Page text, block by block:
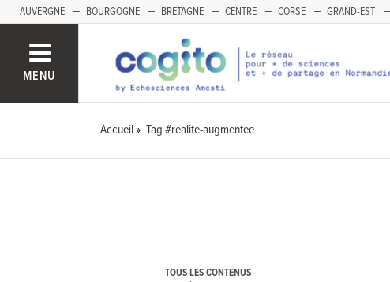
AUVERGNE BOURGOGNE BRETAGNE CENTRE CORSE GRAND-EST
MENU
Accueil Tag #realite-augmentee
TOUS LES CONTENUS